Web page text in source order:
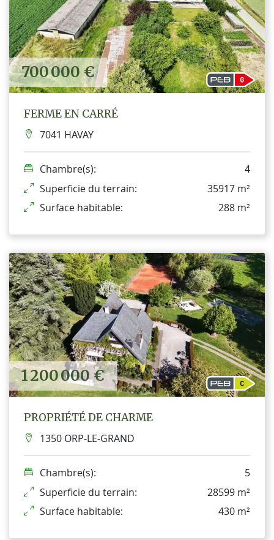
700 000 €
FERME EN CARRÉ
7041 HAVAY
Chambre(s):
4
Superficie du terrain:
35917 m²
Surface habitable:
288 m²
1 200 000 €
PROPRIÉTÉ DE CHARME
1350 ORP-LE-GRAND
Chambre(s):
5
Superficie du terrain:
28599 m²
Surface habitable:
430 m²